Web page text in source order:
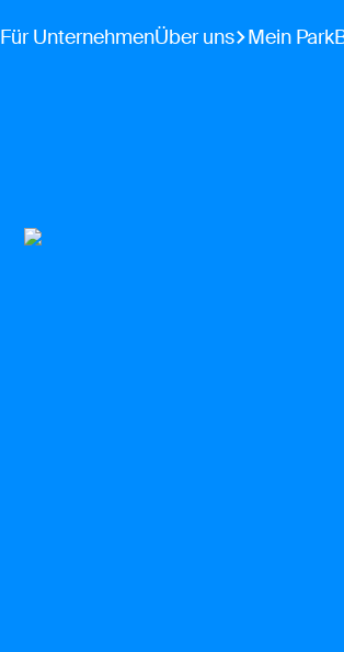
Für UnternehmenÜber uns Mein